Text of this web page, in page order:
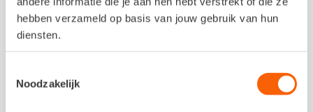
hebben verzameld op basis van jouw gebruik van hun
diensten.
Noodzakelijk
Proces van ondersteuning
koppeling
Bij problemen of vragen kun je contact opnemen